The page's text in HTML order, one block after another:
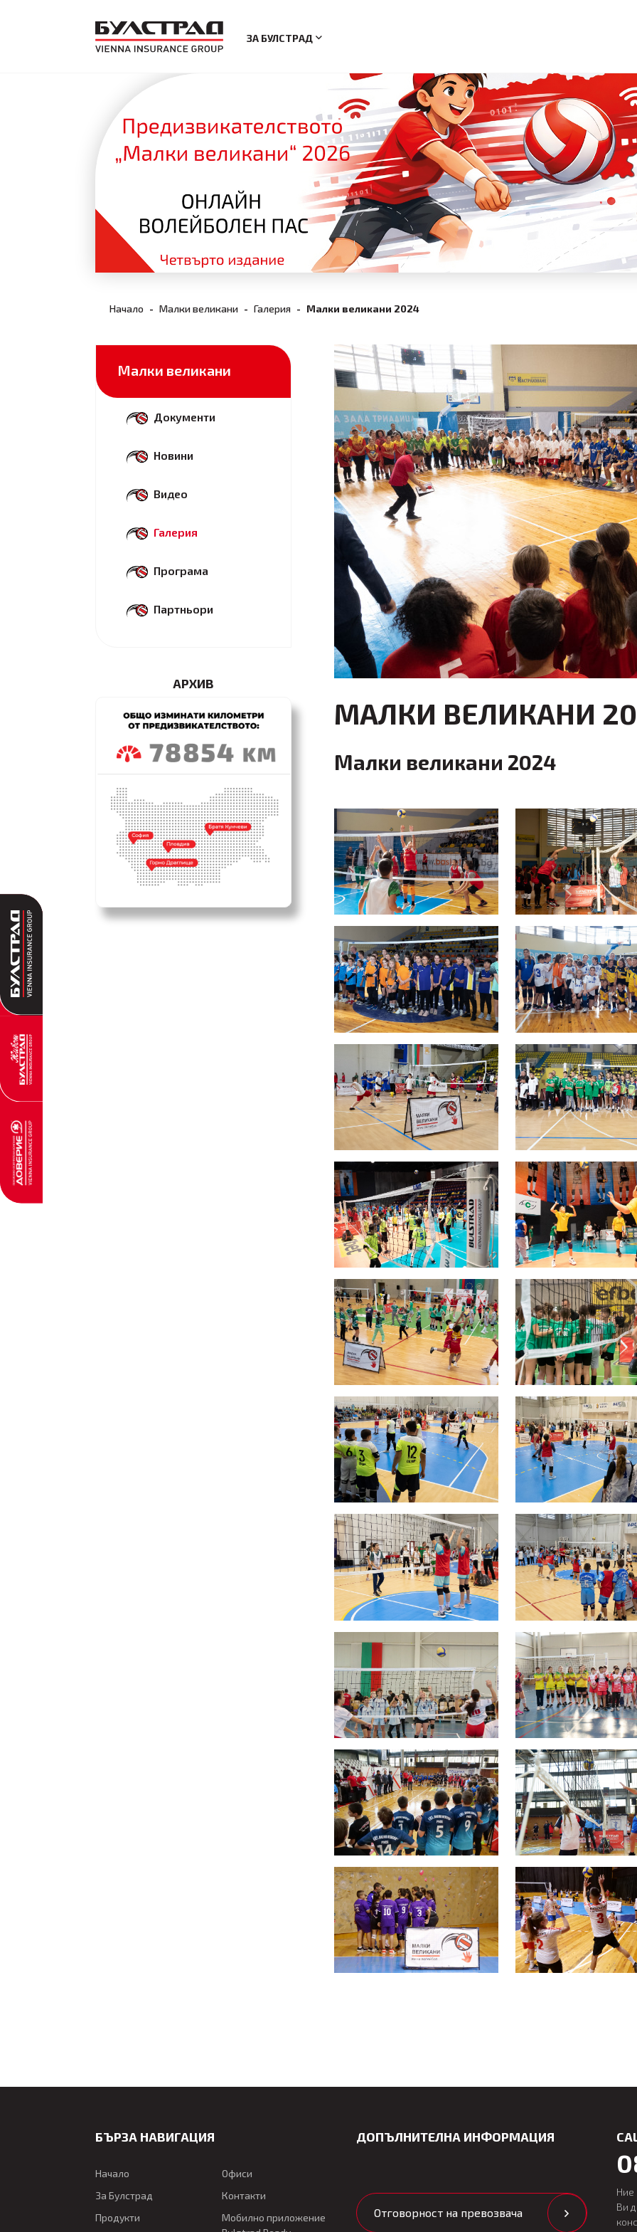
ЗА БУЛСТРАД
Начало Малки великани Галерия Малки великани 2024
МАЛКИ ВЕЛИКАНИ
Малки великани 2024
Малки великани
Документи
Новини
Видео
Галерия
Програма
Партньори
АРХИВ
БЪРЗА НАВИГАЦИЯ
Начало
За Булстрад
Продукти
Офиси
Контакти
Мобилно приложение
ДОПЪЛНИТЕЛНА ИНФОРМАЦИЯ
Отговорност на превозвача
Ви